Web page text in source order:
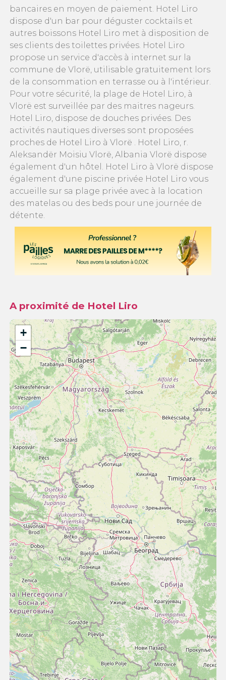
bancaires en moyen de paiement. Hotel Liro
dispose d'un bar pour déguster cocktails et
autres boissons Hotel Liro met à disposition de
ses clients des toilettes privées. Hotel Liro
propose un service d'accès à internet sur la
commune de Vlorë, utilisable gratuitement lors
de la consommation en terrasse ou à l'intérieur.
Pour votre sécurité, la plage de Hotel Liro, à
Vlorë est surveillée par des maitres nageurs.
Hotel Liro, dispose de douches privées. Des
activités nautiques diverses sont proposées
proches de Hotel Liro à Vlorë . Hotel Liro, r.
Aleksandër Moisiu Vlorë, Albania Vlorë dispose
également d'un hôtel. Hotel Liro à Vlorë dispose
également d'une piscine privée Hotel Liro vous
accueille sur sa plage privée avec à la location
des matelas ou des beds pour une journée de
détente.
A proximité de Hotel Liro
+
−